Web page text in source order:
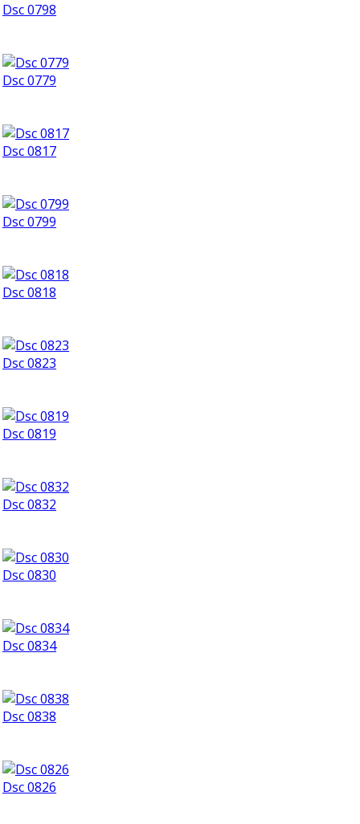
Dsc 0798
Dsc 0779
Dsc 0817
Dsc 0799
Dsc 0818
Dsc 0823
Dsc 0819
Dsc 0832
Dsc 0830
Dsc 0834
Dsc 0838
Dsc 0826